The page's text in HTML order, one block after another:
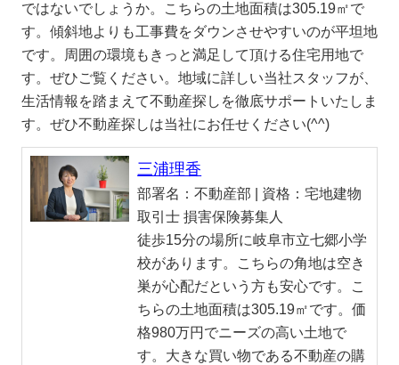
ではないでしょうか。こちらの土地面積は305.19㎡で
す。傾斜地よりも工事費をダウンさせやすいのが平坦地
です。周囲の環境もきっと満足して頂ける住宅用地で
す。ぜひご覧ください。地域に詳しい当社スタッフが、
生活情報を踏まえて不動産探しを徹底サポートいたしま
す。ぜひ不動産探しは当社にお任せください(^^)
三浦理香
部署名：不動産部 | 資格：宅地建物
取引士 損害保険募集人
徒歩15分の場所に岐阜市立七郷小学
校があります。こちらの角地は空き
巣が心配だという方も安心です。こ
ちらの土地面積は305.19㎡です。価
格980万円でニーズの高い土地で
す。大きな買い物である不動産の購